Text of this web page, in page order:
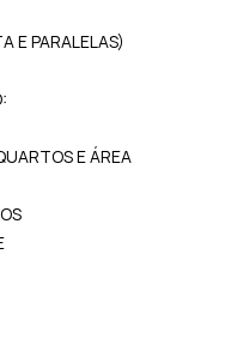
E PARALELAS)
E ÁREA